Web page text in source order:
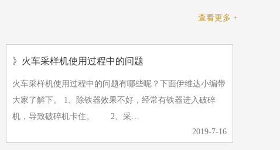
查看更多 +
》火车采样机使用过程中的问题
火车采样机使用过程中的问题有哪些呢？下面伊维达小编带
大家了解下。 1、除铁器效果不好，经常有铁器进入破碎
机，导致破碎机卡住。 2、采…
2019-7-16